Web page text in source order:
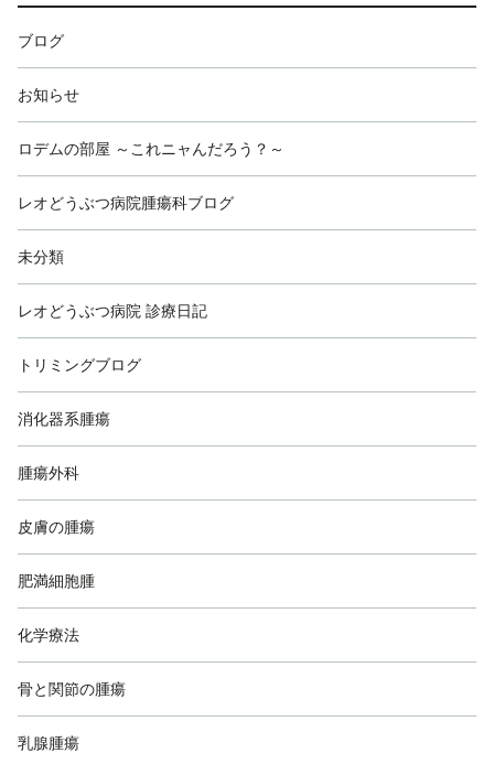
ブログ
お知らせ
ロデムの部屋 ～これニャんだろう？～
レオどうぶつ病院腫瘍科ブログ
未分類
レオどうぶつ病院 診療日記
トリミングブログ
消化器系腫瘍
腫瘍外科
皮膚の腫瘍
肥満細胞腫
化学療法
骨と関節の腫瘍
乳腺腫瘍